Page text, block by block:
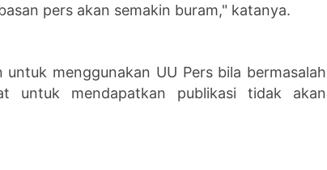
pers akan semakin buram," katanya.
menggunakan UU Pers bila bermasalah
untuk mendapatkan publikasi tidak akan